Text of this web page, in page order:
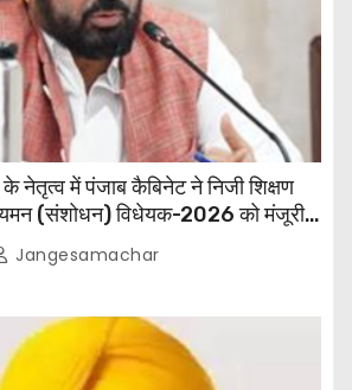
नेतृत्व में पंजाब कैबिनेट ने निजी शिक्षण
(संशोधन) विधेयक-2026 को मंजूरी
Jangesamachar